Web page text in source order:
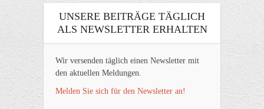
UNSERE BEITRÄGE TÄGLICH
ALS NEWSLETTER ERHALTEN
Wir versenden täglich einen Newsletter mit
den aktuellen Meldungen.
Melden Sie sich für den Newsletter an!